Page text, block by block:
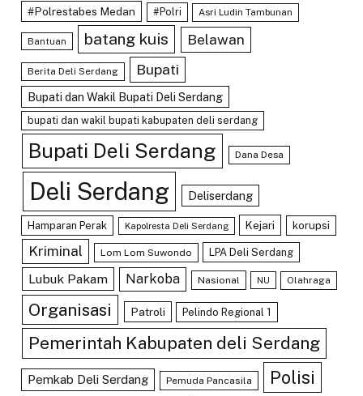
#Polrestabes Medan #Polri Asri Ludin Tambunan
Bantuan batang kuis Belawan
Berita Deli Serdang Bupati
Bupati dan Wakil Bupati Deli Serdang
bupati dan wakil bupati kabupaten deli serdang
Bupati Deli Serdang Dana Desa
Deli Serdang Deliserdang
Hamparan Perak Kapolresta Deli Serdang Kejari korupsi
Kriminal Lom Lom Suwondo LPA Deli Serdang
Lubuk Pakam Narkoba Nasional NU Olahraga
Organisasi Patroli Pelindo Regional 1
Pemerintah Kabupaten deli Serdang
Pemkab Deli Serdang Pemuda Pancasila Polisi